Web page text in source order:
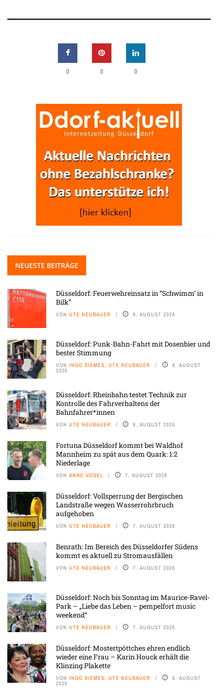
0 0 0
NEUESTE BEITRÄGE
Düsseldorf: Feuerwehreinsatz in “Schwimm’ in
Bilk”
VON UTE NEUBAUER 9. AUGUST 2026
Düsseldorf: Punk-Bahn-Fahrt mit Dosenbier und
bester Stimmung
VON INGO SIEMES, UTE NEUBAUER 8. AUGUST
2026
Düsseldorf: Rheinbahn testet Technik zur
Kontrolle des Fahrverhaltens der
Bahnfahrer*innen
VON UTE NEUBAUER 8. AUGUST 2026
Fortuna Düsseldorf kommt bei Waldhof
Mannheim zu spät aus dem Quark: 1:2
Niederlage
VON ANNE VOGEL 7. AUGUST 2026
Düsseldorf: Vollsperrung der Bergischen
Landstraße wegen Wasserrohrbruch
aufgehoben
VON UTE NEUBAUER 7. AUGUST 2026
Benrath: Im Bereich des Düsseldorfer Südens
kommt es aktuell zu Stromausfällen
VON UTE NEUBAUER 7. AUGUST 2026
Düsseldorf: Noch bis Sonntag im Maurice-Ravel-
Park – „Liebe das Leben – pempelfort music
weekend“
VON UTE NEUBAUER 7. AUGUST 2026
Düsseldorf: Mostertpöttches ehren endlich
wieder eine Frau – Karin Houck erhält die
Klinzing Plakette
VON INGO SIEMES, UTE NEUBAUER 6. AUGUST
2026